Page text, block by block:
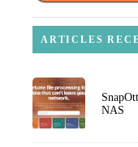
ARTICLES
NAS